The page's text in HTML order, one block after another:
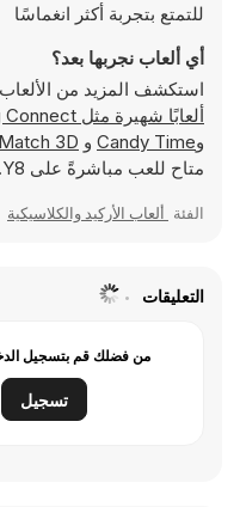
للتمتع بتجربة أكثر انغماسًا
أي ألعاب نجربها بعد؟
استكشف المزيد من
ألعابًا شهيرة مثل Connect
وCandy Time و 3D
متاح للعب مباشرةً على Y8.
الفئة ألعاب الأركيد والكلاسيكية
التعليقات
من فضلك قم بتسجيل
تسجيل